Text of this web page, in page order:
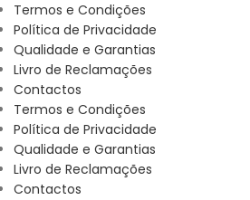
Termos e Condições
Política de Privacidade
Qualidade e Garantias
Livro de Reclamações
Contactos
Termos e Condições
Política de Privacidade
Qualidade e Garantias
Livro de Reclamações
Contactos